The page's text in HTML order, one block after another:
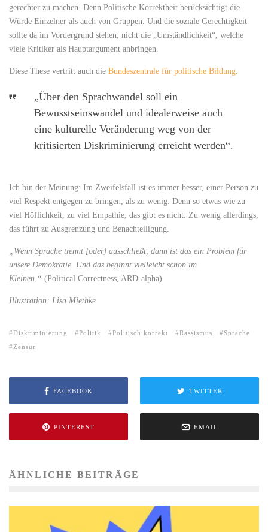
gerechter zu machen. Denn Politische Korrektheit berücksichtigt die
Würde Einzelner als auch von Gruppen. Und die soziale Gerechtigkeit
sollte da im Vordergrund stehen, nicht die „Umständlichkeit“, welche
viele Kritiker als Hauptargument anbringen.
Diese These vertritt auch die Bundeszentrale für politische Bildung:
„Über den Sprachwandel soll ein
Bewusstseinswandel und idealerweise auch
eine kulturelle Veränderung weg von der
kritisierten Diskriminierung erreicht werden“.
Ich bin der Meinung: Im Zweifelsfall ist es immer besser, einer Person zu
viel Respekt entgegen zu bringen, als zu wenig. Denn so etwas wie zu
viel Höflichkeit, zu viel Empathie, das gibt es nicht. Zu wenig allerdings,
das führt zu Ausgrenzung und Benachteiligung.
„Wenn Sprache trennt [oder] ausschließt, dann ist das ein Problem für
unsere Demokratie. Und das beginnt vielleicht schon im
Kleinen.“ (Political Correctness, ARD-alpha)
Illustration: Lisa Miethke
Diskriminierung Politik Politisch korrekt Rassismus
Sprache
Zensur
FACEBOOK TWITTER
PINTEREST EMAIL
ÄHNLICHE BEITRÄGE